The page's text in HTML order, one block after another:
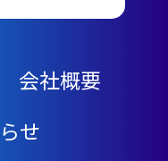
会社概要
せ